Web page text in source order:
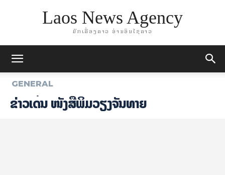
Laos News Agency
ມັກເລື່ອງລາວ ອ່ານອິນໄຊລາວ
GENERAL
ຂ່າວເດັ່ນ ໜັງສືພິມວຽງຈັນທາຍ